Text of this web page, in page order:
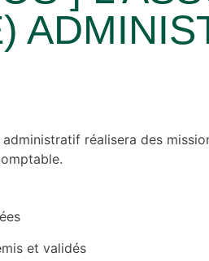
réalisera des
et validés